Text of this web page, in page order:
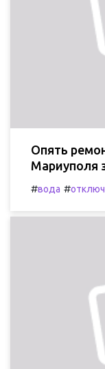
Опять
Мариуполя
#вода #